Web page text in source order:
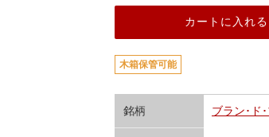
カートに入れる
木箱保管可能
銘柄 ブラン･ド